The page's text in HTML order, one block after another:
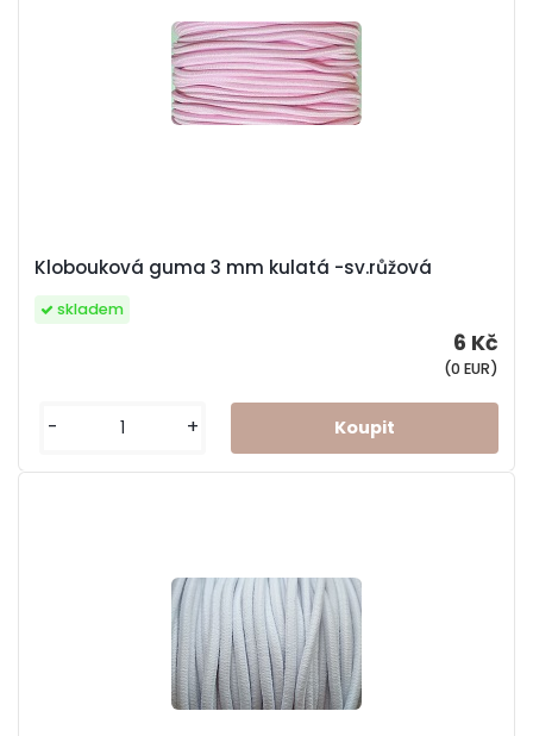
Klobouková guma 3 mm kulatá -sv.růžová
6 Kč
(0 EUR)
skladem
- +